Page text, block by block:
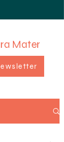
Mater